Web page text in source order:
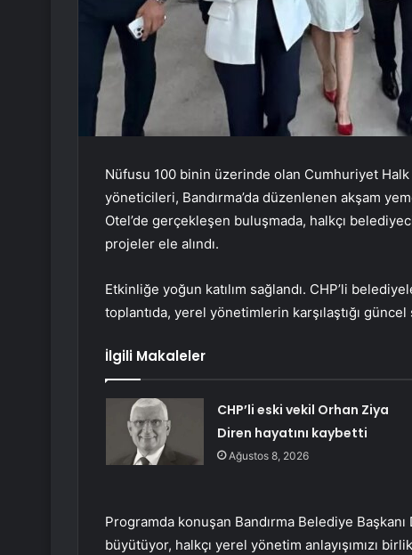
Nüfusu 100 binin üzerinde olan Cumhuriyet
yöneticileri, Bandırma’da düzenlenen akşam
Otel’de gerçekleşen buluşmada, halkçı
projeler ele alındı.
Etkinliğe yoğun katılım sağlandı. CHP’li
toplantıda, yerel yönetimlerin karşılaştığı
İlgili Makaleler
CHP’li eski vekil Orhan Ziya
Diren hayatını kaybetti
Ağustos 8, 2026
Programda konuşan Bandırma Belediye Başkanı
büyütüyor, halkçı yerel yönetim anlayışımızı